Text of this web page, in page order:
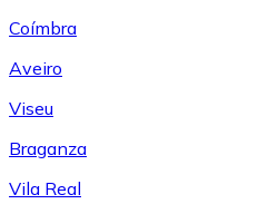
Coímbra
Aveiro
Viseu
Braganza
Vila Real